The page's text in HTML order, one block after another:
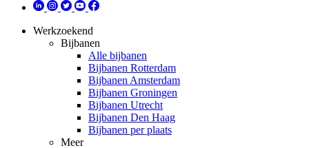
Werkzoekend
Bijbanen
Alle bijbanen
Bijbanen Rotterdam
Bijbanen Amsterdam
Bijbanen Groningen
Bijbanen Utrecht
Bijbanen Den Haag
Bijbanen per plaats
Meer